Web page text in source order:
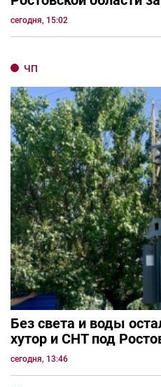
сегодня, 15:02
ЧП
Без света и воды
хутор и СНТ под
сегодня, 13:46